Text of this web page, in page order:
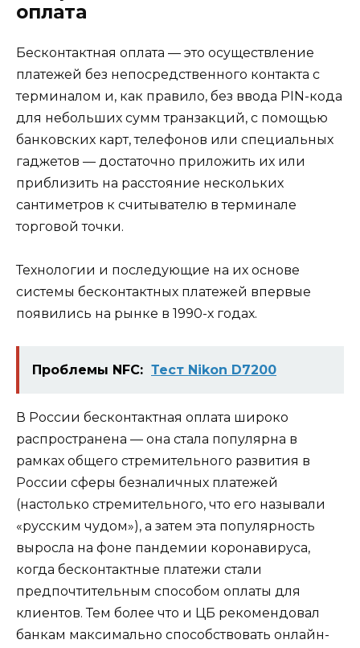
оплата
Бесконтактная оплата — это осуществление
платежей без непосредственного контакта с
терминалом и, как правило, без ввода PIN-кода
для небольших сумм транзакций, с помощью
банковских карт, телефонов или специальных
гаджетов — достаточно приложить их или
приблизить на расстояние нескольких
сантиметров к считывателю в терминале
торговой точки.
Технологии и последующие на их основе
системы бесконтактных платежей впервые
появились на рынке в 1990-х годах.
Проблемы NFC: Тест Nikon D7200
В России бесконтактная оплата широко
распространена — она стала популярна в
рамках общего стремительного развития в
России сферы безналичных платежей
(настолько стремительного, что его называли
«русским чудом»), а затем эта популярность
выросла на фоне пандемии коронавируса,
когда бесконтактные платежи стали
предпочтительным способом оплаты для
клиентов. Тем более что и ЦБ рекомендовал
банкам максимально способствовать онлайн-